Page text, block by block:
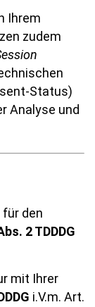
Ihrem
zudem
Status)
Analyse und
den
2 TDDDG
mit Ihrer
i.V.m. Art.